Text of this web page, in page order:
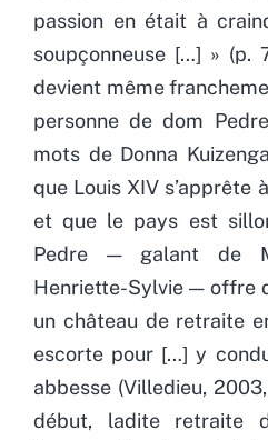
passion en était à
soupçonneuse […] » (p.
devient même
personne de dom
mots de Donna
que Louis XIV s’apprête
et que le pays est
Pedre — galant de
Henriette-Sylvie — offre
un château de retraite
escorte pour […] y
abbesse (Villedieu,
début, ladite retraite